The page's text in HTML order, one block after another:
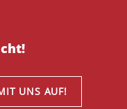
UNS AUF!